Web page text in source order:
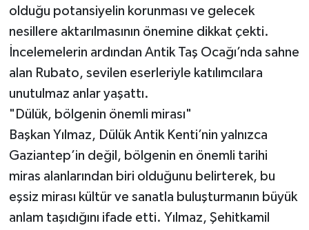
olduğu potansiyelin korunması ve gelecek
nesillere aktarılmasının önemine dikkat çekti.
İncelemelerin ardından Antik Taş Ocağı’nda sahne
alan Rubato, sevilen eserleriyle katılımcılara
unutulmaz anlar yaşattı.
"Dülük, bölgenin önemli mirası"
Başkan Yılmaz, Dülük Antik Kenti’nin yalnızca
Gaziantep’in değil, bölgenin en önemli tarihi
miras alanlarından biri olduğunu belirterek, bu
eşsiz mirası kültür ve sanatla buluşturmanın büyük
anlam taşıdığını ifade etti. Yılmaz, Şehitkamil